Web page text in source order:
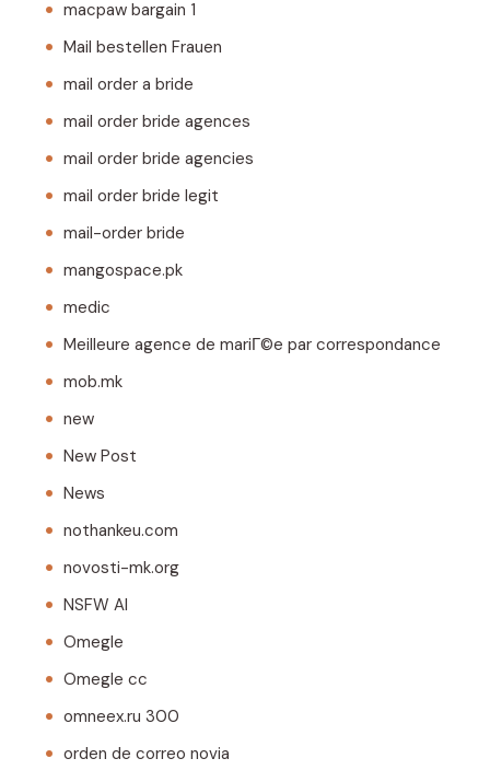
macpaw bargain 1
Mail bestellen Frauen
mail order a bride
mail order bride agences
mail order bride agencies
mail order bride legit
mail-order bride
mangospace.pk
medic
Meilleure agence de mariГ©e par correspondance
mob.mk
new
New Post
News
nothankeu.com
novosti-mk.org
NSFW AI
Omegle
Omegle cc
omneex.ru 300
orden de correo novia